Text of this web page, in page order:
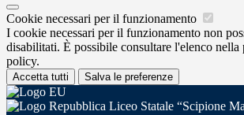
Cookie necessari per il funzionamento
I cookie necessari per il funzionamento non
disabilitati. È possibile consultare l'elenco nella
policy.
Accetta tutti Salva le preferenze
Liceo Statale “Scipione